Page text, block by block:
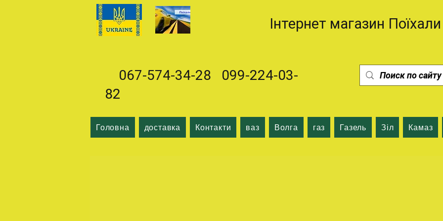
Інтернет магазин Поїхали
067-574-34-28 099-224-03-
82
Головна доставка Контакти ваз Волга газ Газель Зіл Камаз